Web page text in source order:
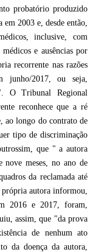
probatório produzido
2003 e, desde então,
inclusive, com
e ausências por
recorrente nas razões
junho/2017, ou seja,
O Tribunal Regional
reconhece que a ré
ao longo do contrato de
tipo de discriminação
que " a autora
nove meses, no ano de
da reclamada até
autora informou,
2016 e 2017, foram,
assim, que "da prova
de nenhum ato
da doença da autora,